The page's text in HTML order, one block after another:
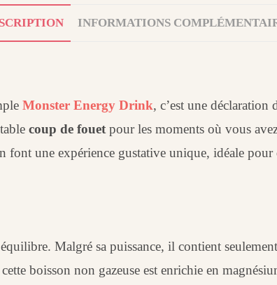
INFORMATIONS
Monster Energy Drink, c’est une déclaration
coup de fouet pour les moments où vous
font une expérience gustative unique, idéale pour
Malgré sa puissance, il contient
boisson non gazeuse est enrichie en